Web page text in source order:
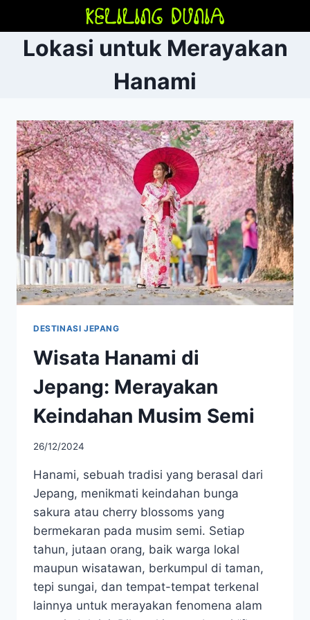
contentLokasi untuk Merayakan
Hanami
DESTINASI JEPANG
Wisata Hanami di
Jepang: Merayakan
Keindahan Musim Semi
26/12/2024
Hanami, sebuah tradisi yang berasal dari
Jepang, menikmati keindahan bunga
sakura atau cherry blossoms yang
bermekaran pada musim semi. Setiap
tahun, jutaan orang, baik warga lokal
maupun wisatawan, berkumpul di taman,
tepi sungai, dan tempat-tempat terkenal
lainnya untuk merayakan fenomena alam